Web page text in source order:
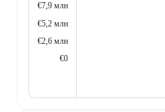
€7,9 млн
€5,2 млн
€2,6 млн
€0